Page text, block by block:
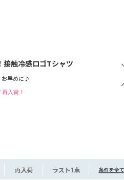
接触冷感ロゴTシャツ
お早めに♪
入荷！